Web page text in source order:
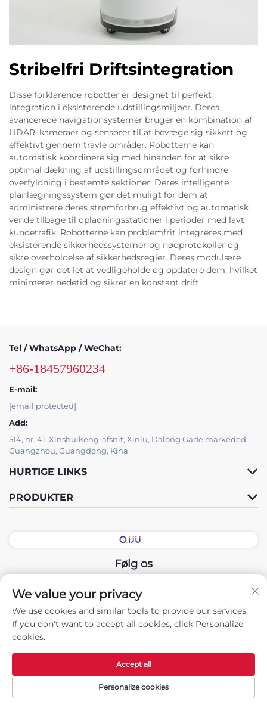
Stribelfri Driftsintegration
Disse forklarende robotter er designet til perfekt
integration i eksisterende udstillingsmiljøer. Deres
avancerede navigationsystemer bruger en kombination af
LiDAR, kameraer og sensorer til at bevæge sig sikkert og
effektivt gennem travle områder. Robotterne kan
automatisk koordinere sig med hinanden for at sikre
optimal dækning af udstillingsområdet og forhindre
overfyldning i bestemte sektioner. Deres intelligente
planlægningssystem gør det muligt for dem at
administrere deres strømforbrug effektivt og automatisk
vende tilbage til opladningsstationer i perioder med lavt
kundetrafik. Robotterne kan problemfrit integreres med
eksisterende sikkerhedssystemer og nødprotokoller og
sikre overholdelse af sikkerhedsregler. Deres modulære
design gør det let at vedligeholde og opdatere dem, hvilket
minimerer nedetid og sikrer en konstant drift.
Tel / WhatsApp / WeChat:
+86-18457960234
E-mail:
[email protected]
Add:
514, nr. 41, Xinshuikeng-afsnit, Xinlu, Dalong Gade markeded,
Guangzhou, Guangdong, Kina
HURTIGE LINKS
PRODUKTER
Følg os
Copyright © 2025 China Guangdong Udstillingshal Intelligent
Equipment Co., Ltd. Alle rettigheder forbeholdes. -
Privatlivspolitik
We value your privacy
We use cookies and similar tools to provide our services.
If you don't want to accept all cookies, click Personalize
cookies.
Personalize cookies
Accept all